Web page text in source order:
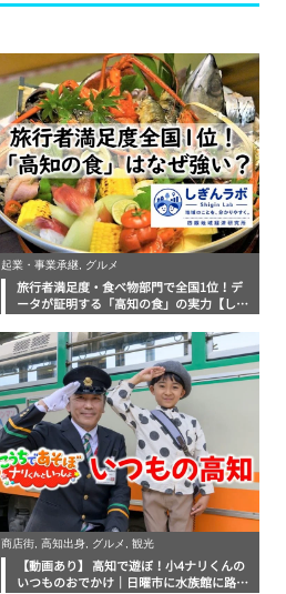
起業・事業承継, グルメ
旅行者満足度・食べ物部門で全国1位！デ
ータが証明する「高知の食」の実力【しぎ
商店街, 高知出身, グルメ, 観光
【動画あり】 高知で遊ぼ！小4ナリくんの
いつものおでかけ｜日曜市に水族館に路面